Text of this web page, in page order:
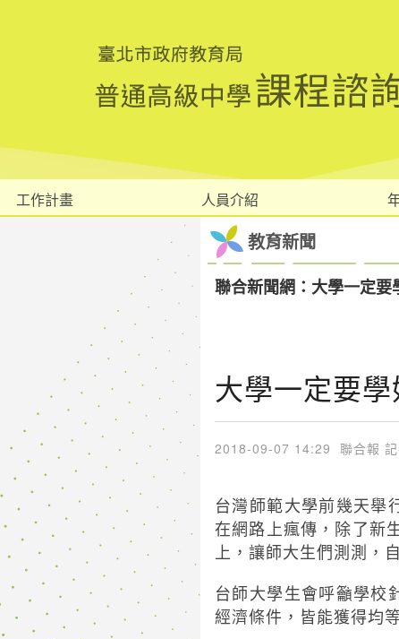
工作計畫 人員介紹
教育新聞
聯合新聞網：大學一定
大學一定要
2018-09-07 14:29 聯合報
台灣師範大學前幾天舉
在網路上瘋傳，除了新
上，讓師大生們測測，
台師大學生會呼籲學校
經濟條件，皆能獲得均